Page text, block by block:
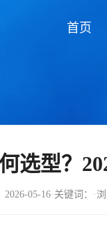
首页
选型？
2026-05-16· 关键词： ·